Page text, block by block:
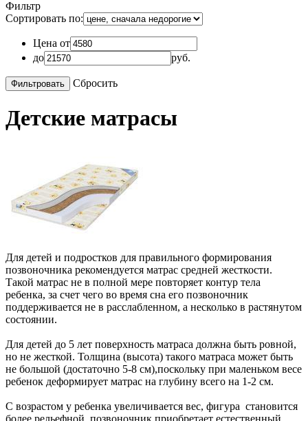
Фильтр
Сортировать по:
Цена от
до
руб.
Сбросить
Детские матрасы
Для детей и подростков для правильного формирования
позвоночника рекомендуется матрас средней жесткости.
Такой матрас не в полной мере повторяет контур тела
ребенка, за счет чего во время сна его позвоночник
поддерживается не в расслабленном, а несколько в растянутом
состоянии.
Для детей до 5 лет поверхность матраса должна быть ровной,
но не жесткой. Толщина (высота) такого матраса может быть
не большой (достаточно 5-8 см),поскольку при маленьком весе
ребенок деформирует матрас на глубину всего на 1-2 см.
С возрастом у ребенка увеличивается вес, фигура становится